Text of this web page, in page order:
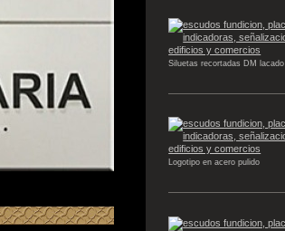
Siluetas recortadas DM lacado
Logotipo en acero pulido